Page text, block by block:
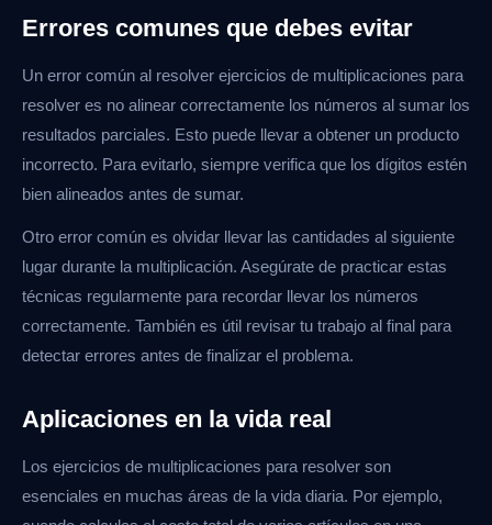
Errores comunes que debes evitar
Un error común al resolver ejercicios de multiplicaciones para
resolver es no alinear correctamente los números al sumar los
resultados parciales. Esto puede llevar a obtener un producto
incorrecto. Para evitarlo, siempre verifica que los dígitos estén
bien alineados antes de sumar.
Otro error común es olvidar llevar las cantidades al siguiente
lugar durante la multiplicación. Asegúrate de practicar estas
técnicas regularmente para recordar llevar los números
correctamente. También es útil revisar tu trabajo al final para
detectar errores antes de finalizar el problema.
Aplicaciones en la vida real
Los ejercicios de multiplicaciones para resolver son
esenciales en muchas áreas de la vida diaria. Por ejemplo,